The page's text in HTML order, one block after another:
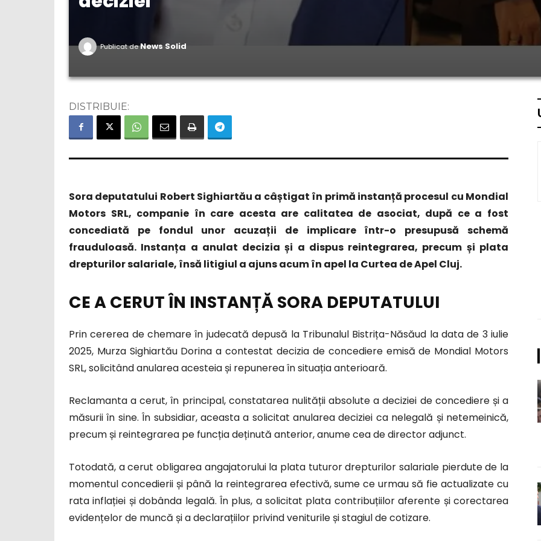
Publicat deNews Solid
DISTRIBUIE:
Sora deputatului Robert Sighiartău a câștigat în primă instanță procesul cu Mondial
Motors SRL, companie în care acesta are calitatea de asociat, după ce a fost
concediată pe fondul unor acuzații de implicare într-o presupusă schemă
frauduloasă. Instanța a anulat decizia și a dispus reintegrarea, precum și plata
drepturilor salariale, însă litigiul a ajuns acum în apel la Curtea de Apel Cluj.
CE A CERUT ÎN INSTANȚĂ SORA DEPUTATULUI
Prin cererea de chemare în judecată depusă la Tribunalul Bistrița-Năsăud la data de 3 iulie
2025, Murza Sighiartău Dorina a contestat decizia de concediere emisă de Mondial Motors
SRL, solicitând anularea acesteia și repunerea în situația anterioară.
Reclamanta a cerut, în principal, constatarea nulității absolute a deciziei de concediere și a
măsurii în sine. În subsidiar, aceasta a solicitat anularea deciziei ca nelegală și netemeinică,
precum și reintegrarea pe funcția deținută anterior, anume cea de director adjunct.
Totodată, a cerut obligarea angajatorului la plata tuturor drepturilor salariale pierdute de la
momentul concedierii și până la reintegrarea efectivă, sume ce urmau să fie actualizate cu
rata inflației și dobânda legală. În plus, a solicitat plata contribuțiilor aferente și corectarea
evidențelor de muncă și a declarațiilor privind veniturile și stagiul de cotizare.